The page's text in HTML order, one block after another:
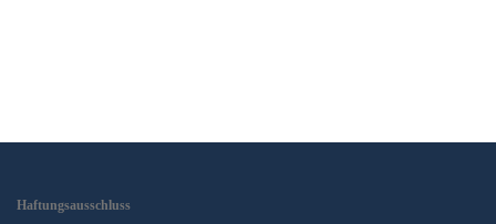
Haftungsausschluss